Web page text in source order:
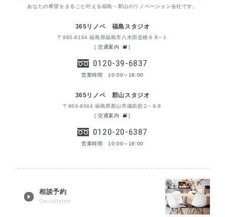
あなたの希望をまるごと叶える福島・郡山のリノベーション会社です。
365リノベ 福島スタジオ
〒960-8164 福島県福島市八木田並柳６８−１
[交通案内 ]
0120-39-6837
営業時間 10:00～18:00
365リノベ 郡山スタジオ
〒963-8044 福島県郡山市備前舘２−９８
[交通案内 ]
0120-20-6387
営業時間 10:00～18:00
相談予約
Consultation